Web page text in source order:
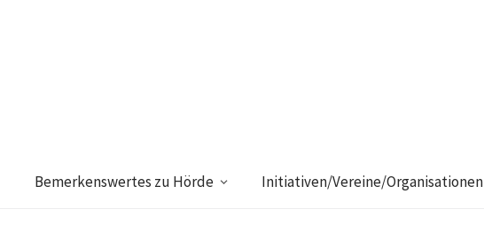
Bemerkenswertes zu Hörde Initiativen/Vereine/Organisationen